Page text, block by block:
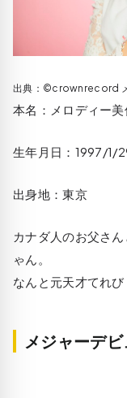
出典：©crownrecord メ
本名：メロディー
生年月日：1997/1/
出身地：東京
カナダ人のお父さ
ゃん。
なんと元天才てれ
メジャーデ